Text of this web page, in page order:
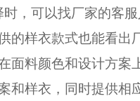
，可以找厂家的客
的样衣款式也能看出
面料颜色和设计方案
和样衣，同时提供相